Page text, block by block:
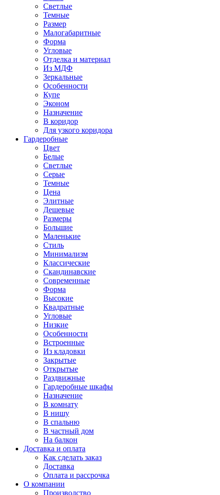
Светлые
Темные
Размер
Малогабаритные
Форма
Угловые
Отделка и материал
Из МДФ
Зеркальные
Особенности
Купе
Эконом
Назначение
В коридор
Для узкого коридора
Гардеробные
Цвет
Белые
Светлые
Серые
Темные
Цена
Элитные
Дешевые
Размеры
Большие
Маленькие
Стиль
Минимализм
Классические
Скандинавские
Современные
Форма
Высокие
Квадратные
Угловые
Низкие
Особенности
Встроенные
Из кладовки
Закрытые
Открытые
Раздвижные
Гардеробные шкафы
Назначение
В комнату
В нишу
В спальню
В частный дом
На балкон
Доставка и оплата
Как сделать заказ
Доставка
Оплата и рассрочка
О компании
Производство